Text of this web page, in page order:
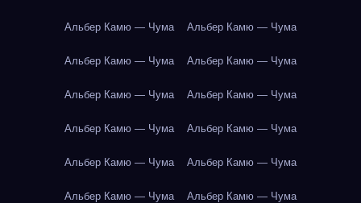
Альбер Камю — Чума Альбер Камю — Чума
Альбер Камю — Чума Альбер Камю — Чума
Альбер Камю — Чума Альбер Камю — Чума
Альбер Камю — Чума Альбер Камю — Чума
Альбер Камю — Чума Альбер Камю — Чума
Альбер Камю — Чума Альбер Камю — Чума